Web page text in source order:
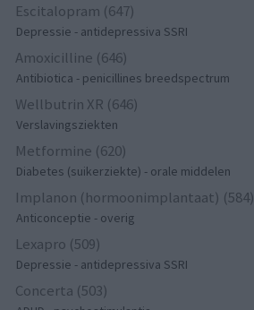
Escitalopram (647)
Depressie - antidepressiva SSRI
Amoxicilline (646)
Antibiotica - penicillines breedspectrum
Wellbutrin XR (646)
Verslavingsziekten
Metformine (620)
Diabetes (suikerziekte) - orale middelen
Implanon (hormoonimplantaat) (584)
Anticonceptie - overig
Lexapro (509)
Depressie - antidepressiva SSRI
Concerta (503)